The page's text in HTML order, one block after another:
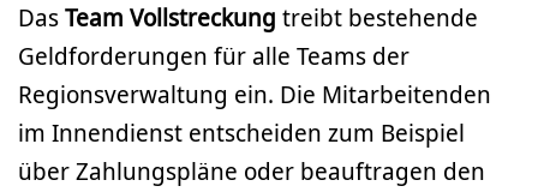
DasTeam Vollstreckung treibt bestehende
Geldforderungen für alle Teams der
Regionsverwaltung ein. Die Mitarbeitenden
im Innendienst entscheiden zum Beispiel
über Zahlungspläne oder beauftragen den